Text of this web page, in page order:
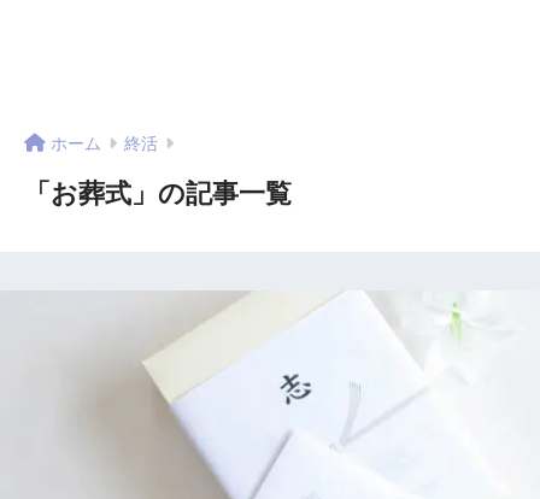
ホーム 終活
「お葬式」の記事一覧